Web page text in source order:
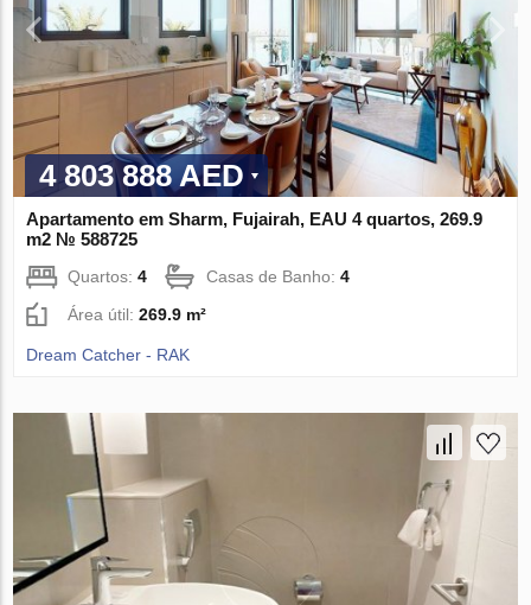
4 803 888 AED
Apartamento em Sharm, Fujairah, EAU 4 quartos, 269.9
m2 № 588725
Quartos:4 Casas de Banho:4
Área útil:269.9 m²
Dream Catcher - RAK